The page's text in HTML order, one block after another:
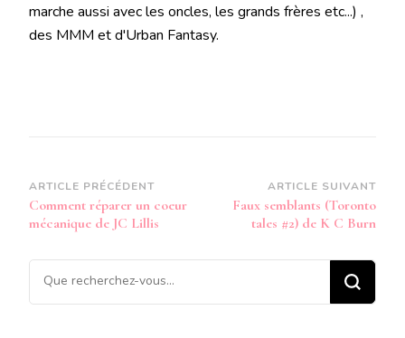
marche aussi avec les oncles, les grands frères etc...) ,
des MMM et d'Urban Fantasy.
Navigation
d’article
ARTICLE PRÉCÉDENT
Comment réparer un coeur
mécanique de JC Lillis
ARTICLE SUIVANT
Faux semblants (Toronto
tales #2) de K C Burn
Vous
recherchiez